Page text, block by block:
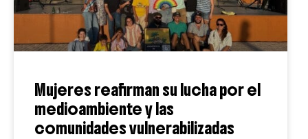
Mujeres reafirman su lucha por el
medioambiente y las
comunidades vulnerabilizadas